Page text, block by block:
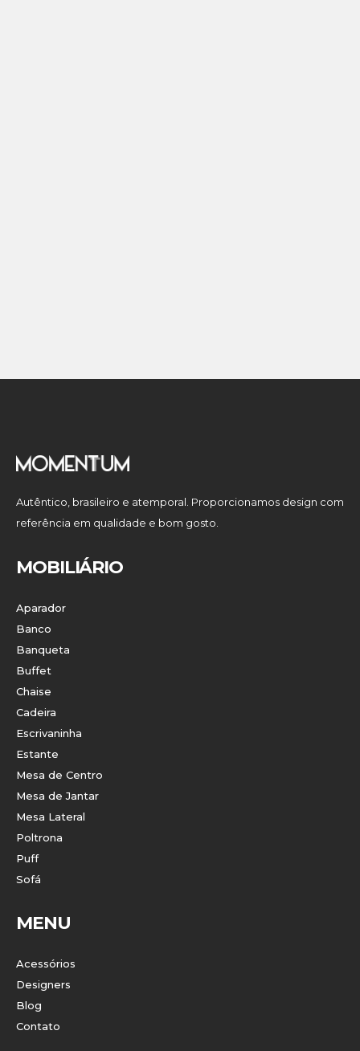
Autêntico, brasileiro e atemporal. Proporcionamos design com
referência em qualidade e bom gosto.
MOBILIÁRIO
Aparador
Banco
Banqueta
Buffet
Chaise
Cadeira
Escrivaninha
Estante
Mesa de Centro
Mesa de Jantar
Mesa Lateral
Poltrona
Puff
Sofá
MENU
Acessórios
Designers
Blog
Contato